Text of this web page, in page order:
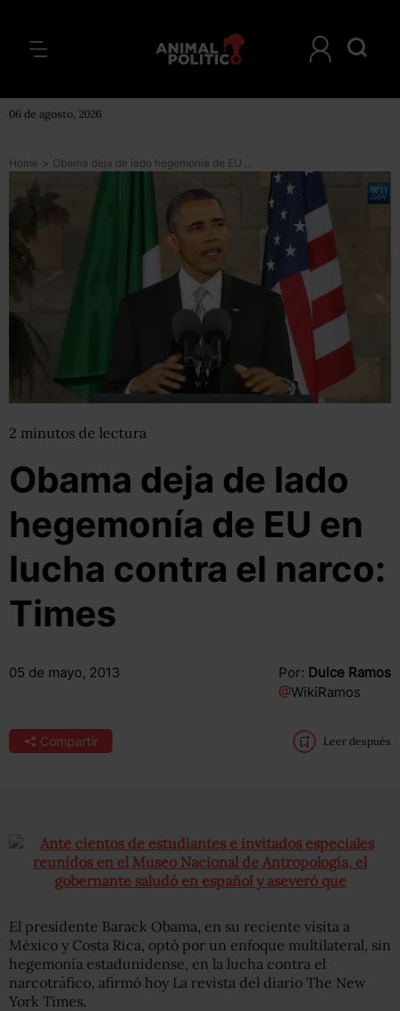
06 de agosto, 2026
Home > Obama deja de lado hegemonía de EU en lucha contra el narco: Times
2 minutos de lectura
Obama deja de lado
hegemonía de EU en
lucha contra el narco:
Times
05 de mayo, 2013 Por: Dulce Ramos
@WikiRamos
Compartir Leer después
El presidente Barack Obama, en su reciente visita a
México y Costa Rica, optó por un enfoque multilateral, sin
hegemonía estadunidense, en la lucha contra el
narcotráfico, afirmó hoy La revista del diario The New
York Times.